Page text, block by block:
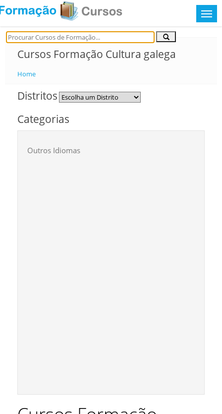
Cursos Formação Cultura galega
Home
Distritos
Categorias
Outros Idiomas